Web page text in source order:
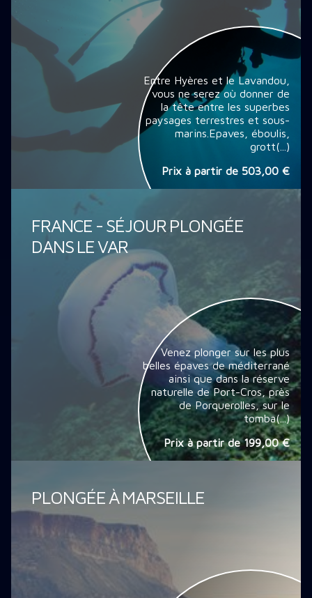
Entre Hyères et le Lavandou,
vous ne serez où donner de
la tête entre les superbes
paysages terrestres et sous-
marins.Epaves, éboulis,
grott(...)
Prix à partir de 503,00 €
FRANCE - SÉJOUR PLONGÉE
DANS LE VAR
Venez plonger sur les plus
belles épaves de méditerrané
ainsi que dans la réserve
naturelle de Port-Cros, près
de Porquerolles, sur le
tomba(...)
Prix à partir de199,00 €
PLONGÉE À MARSEILLE